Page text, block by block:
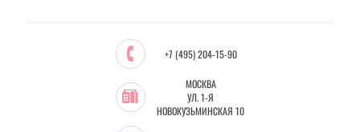
+7 (495) 204-15-90
МОСКВА
УЛ. 1-Я
НОВОКУЗЬМИНСКАЯ 10